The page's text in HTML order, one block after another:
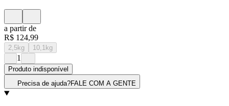
a partir de
R$ 124,99
2,5kg 10,1kg
1
Produto indisponível
Precisa de ajuda?FALE COM A GENTE